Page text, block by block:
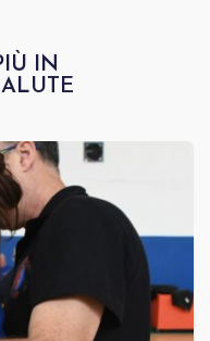
IN